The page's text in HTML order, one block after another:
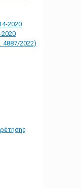
2020
4887/2022)